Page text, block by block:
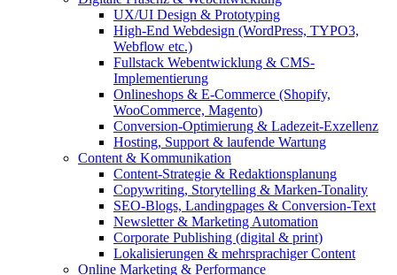
UX/UI Design & Prototyping
High-End Webdesign (WordPress, TYPO3,
Webflow etc.)
Fullstack Webentwicklung & CMS-
Implementierung
Onlineshops & E-Commerce (Shopify,
WooCommerce, Magento)
Conversion-Optimierung & Ladezeit-Exzellenz
Hosting, Support & laufende Wartung
Content & Kommunikation
Content-Strategie & Redaktionsplanung
Copywriting, Storytelling & Marken-Tonality
SEO-Blogs, Landingpages & Conversion-Text
Newsletter & Marketing Automation
Corporate Publishing (digital & print)
Lokalisierungen & mehrsprachiger Content
Online Marketing & Performance